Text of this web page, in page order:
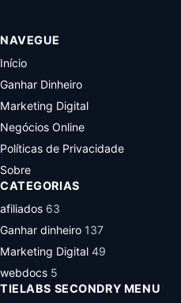
NAVEGUE
Início
Ganhar Dinheiro
Marketing Digital
Negócios Online
Políticas de Privacidade
Sobre
CATEGORIAS
afiliados 63
Ganhar dinheiro 137
Marketing Digital 49
webdocs 5
TIELABS SECONDRY MENU